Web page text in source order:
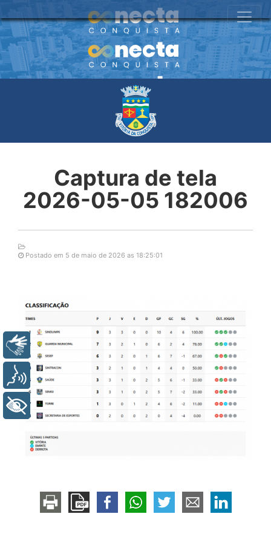
Captura de tela
2026-05-05 182006
Postado em 5 de maio de 2026 as 18:25:01
Libras
Voz
+ Acessibilidade